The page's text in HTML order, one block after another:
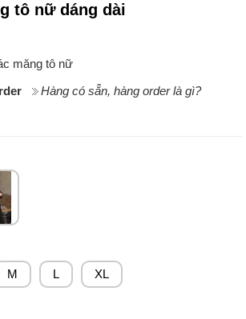
tô nữ dáng dài
măng tô nữ
Hàng có sẵn, hàng order là gì?
M L XL